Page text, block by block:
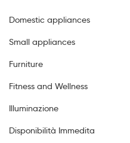
Domestic appliances
Small appliances
Furniture
Fitness and Wellness
Illuminazione
Disponibilità Immedita